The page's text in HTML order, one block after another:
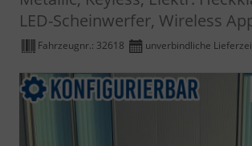
LED-Scheinwerfer, Wireless
Fahrzeugnr.: 32618 unverbindliche